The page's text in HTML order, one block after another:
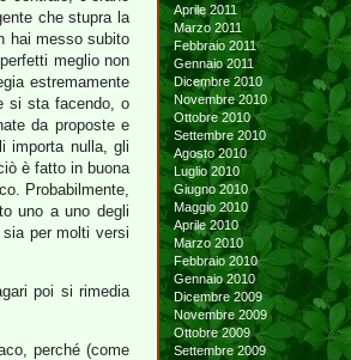
che stupra la
hai messo subito
meglio non
estremamente
si sta facendo, o
da proposte e
importa nulla, gli
è fatto in buona
Probabilmente,
uno a uno degli
per molti versi
poi si rimedia
perché (come
Aprile 2011
Marzo 2011
Febbraio 2011
Gennaio 2011
Dicembre 2010
Novembre 2010
Ottobre 2010
Settembre 2010
Agosto 2010
Luglio 2010
Giugno 2010
Maggio 2010
Aprile 2010
Marzo 2010
Febbraio 2010
Gennaio 2010
Dicembre 2009
Novembre 2009
Ottobre 2009
Settembre 2009